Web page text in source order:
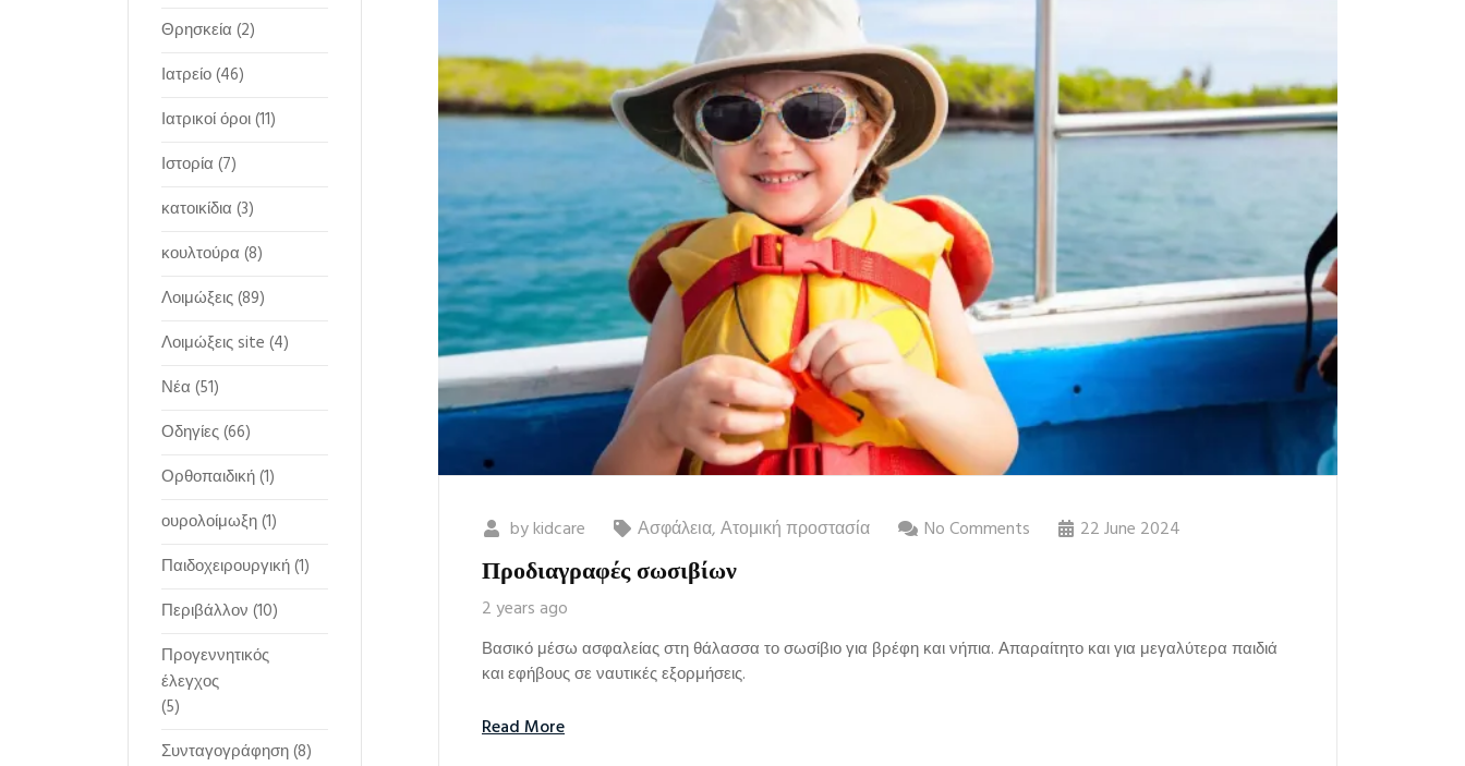
bykidcare Ασφάλεια,Ατομική προστασία No Comments 22 June 2024
Προδιαγραφές σωσιβίων
2 years ago
Βασικό μέσω ασφαλείας στη θάλασσα το σωσίβιο για βρέφη και νήπια. Απαραίτητο και για μεγαλύτερα παιδιά
και εφήβους σε ναυτικές εξορμήσεις.
Read More
Θρησκεία (2)
Ιατρείο(46)
Ιατρικοί όροι(11)
Ιστορία (7)
κατοικίδια (3)
κουλτούρα (8)
Λοιμώξεις(89)
Λοιμώξεις site (4)
Νέα (51)
Οδηγίες(66)
Ορθοπαιδική(1)
ουρολοίμωξη(1)
Παιδοχειρουργική(1)
Περιβάλλον (10)
Προγεννητικός
έλεγχος
(5)
Συνταγογράφηση(8)